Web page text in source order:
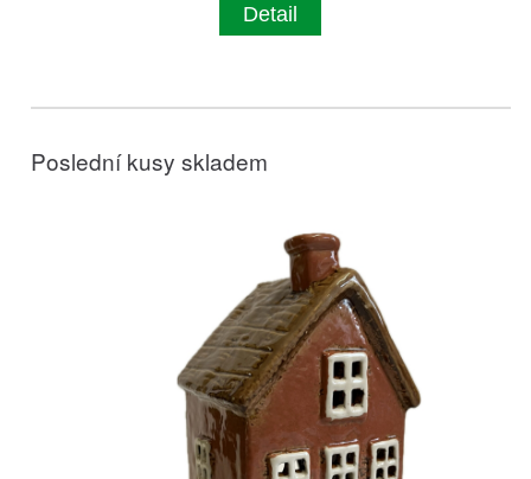
Detail
Poslední kusy skladem